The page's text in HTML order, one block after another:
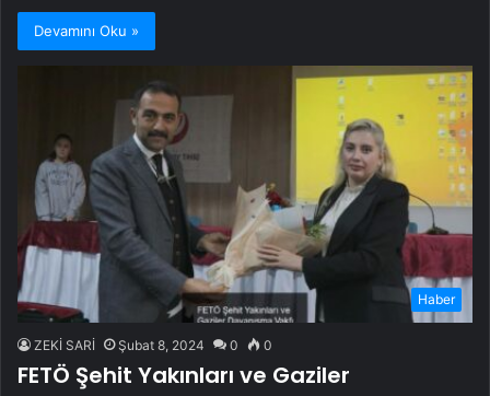
Devamını Oku »
Haber
ZEKİ SARİ Şubat 8, 2024 0 0
FETÖ Şehit Yakınları ve Gaziler